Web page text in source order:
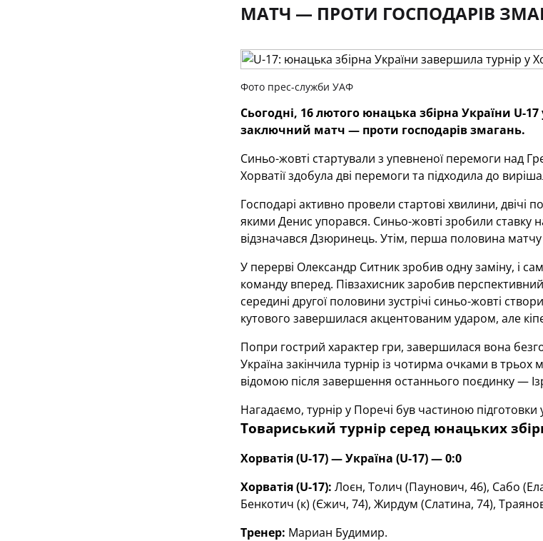
МАТЧ — ПРОТИ ГОСПОДАРІВ
Фото прес-служби УАФ
Сьогодні, 16 лютого юнацька збірна України U-
заключний матч — проти господарів змагань.
Синьо-жовті стартували з упевненої перемоги над
Хорватії здобула дві перемоги та підходила до
Господарі активно провели стартові хвилини, двічі
якими Денис упорався. Синьо-жовті зробили ставку
відзначався Дзюринець. Утім, перша половина
У перерві Олександр Ситник зробив одну заміну, і
команду вперед. Півзахисник заробив
середині другої половини зустрічі синьо-жовті
кутового завершилася акцентованим ударом, але
Попри гострий характер гри, завершилася вона
Україна закінчила турнір із чотирма очками в
відомою після завершення останнього поєдинку —
Нагадаємо, турнір у Поречі був частиною підготовки
Товариський турнір серед юнацьких
Хорватія (U-17) — Україна (U-17) — 0:0
Хорватія (U-17): Лоєн, Толич (Паунович, 46), Сабо
Бенкотич (к) (Єжич, 74), Жирдум (Слатина, 74),
Тренер: Мариан Будимир.